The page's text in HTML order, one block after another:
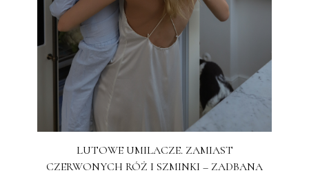
LUTOWE UMILACZE. ZAMIAST
CZERWONYCH RÓŻ I SZMINKI – ZADBANA